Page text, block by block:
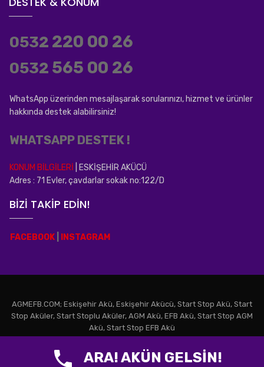
0532 220 00 26
0532 565 00 26
WhatsApp üzerinden mesajlaşarak sorularınızı, hizmet ve ürünler
hakkında destek alabilirsiniz!
WHATSAPP DESTEK !
KONUM BİLGİLERİ | ESKİŞEHİR AKÜCÜ
Adres : 71 Evler, çavdarlar sokak no:122/D
BİZİ TAKİP EDİN!
FACEBOOK INSTAGRAM
AGMEFB.COM; Eskişehir Akü, Eskişehir Akücü, Start Stop Akü, Start
Stop Aküler, Start Stoplu Aküler, AGM Akü, EFB Akü, Start Stop AGM
Akü, Start Stop EFB Akü
ARA! AKÜN GELSİN!